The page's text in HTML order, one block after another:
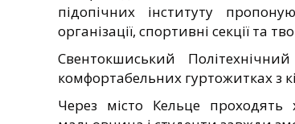
підопічних інституту
організації, спортивні секції та
Свентокшиський
комфортабельних гуртожитках з
Через місто Кельце